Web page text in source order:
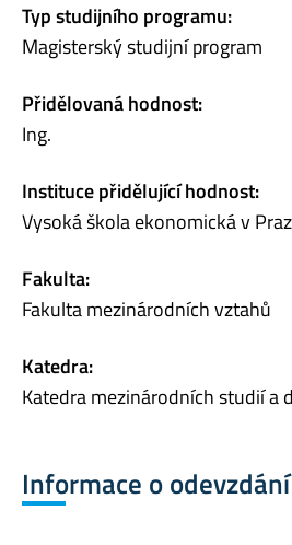
Typ studijního programu:
Magisterský studijní program
Přidělovaná hodnost:
Ing.
Instituce přidělující hodnost:
Vysoká škola ekonomická v
Fakulta:
Fakulta mezinárodních vztahů
Katedra:
Katedra mezinárodních studií a
Informace o